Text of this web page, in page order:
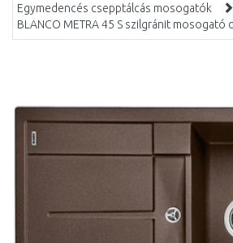
Egymedencés csepptálcás mosogatók
BLANCO METRA 45 S szilgránit